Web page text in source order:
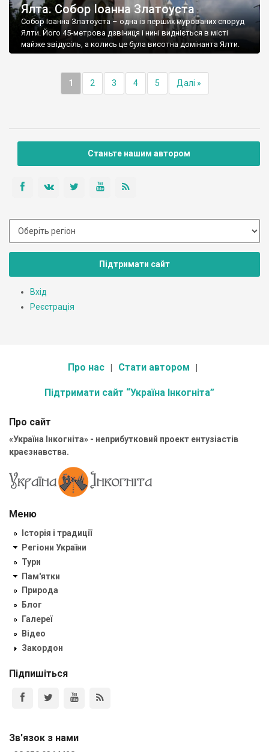
Ялта. Собор Іоанна Златоуста
Собор Іоанна Златоуста – одна із перших мурованих споруд
Ялти. Його 45-метрова дзвіниця і нині видніється в місті
майже звідусіль, а колись це була висотна домінанта Ялти.
1 2 3 4 5 Далі »
Станьте нашим автором
Підтримати сайт
Вхід
Реєстрація
Про нас Стати автором
Підтримати сайт “Україна Інкогніта”
Про сайт
«Україна Інкогніта» - неприбутковий проект ентузіастів
краєзнавства.
Меню
Історія і традиції
Регіони України
Тури
Пам'ятки
Природа
Блог
Галереї
Відео
Закордон
Підпишіться
Зв'язок з нами